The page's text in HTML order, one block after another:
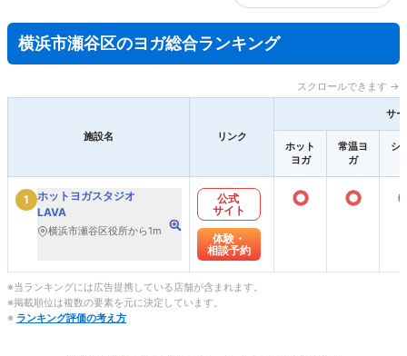
横浜市瀬谷区のヨガ総合ランキング
スクロールできます →
施設名 リンク
サ
ホット
ヨガ
常温ヨ
ガ
シ
1
ホットヨガスタジオ
LAVA
横浜市瀬谷区役所から1m
公式
サイト
体験・
相談予約
○ ○
※当ランキングには広告提携している店舗が含まれます。
※掲載順位は複数の要素を元に決定しています。
※ ランキング評価の考え方